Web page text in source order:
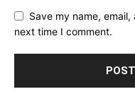
Save my name,
next time I comment.